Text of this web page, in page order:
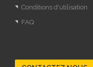
Conditions d'utilisation
FAQ